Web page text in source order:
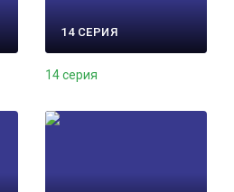
14 СЕРИЯ
14 серия